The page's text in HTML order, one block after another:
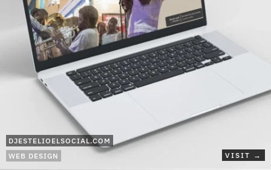
WEB DESIGN VISIT →
DJESTELIOELSOCIAL.COM